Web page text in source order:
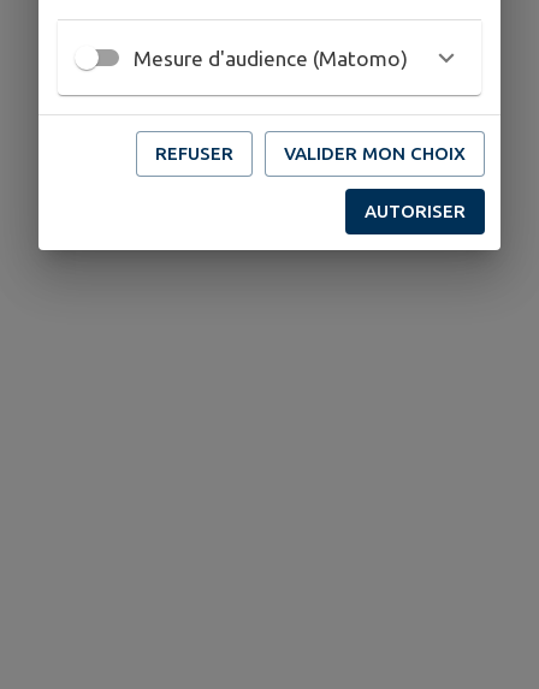
Mesure d'audience (Matomo)
REFUSER VALIDER MON CHOIX
AUTORISER